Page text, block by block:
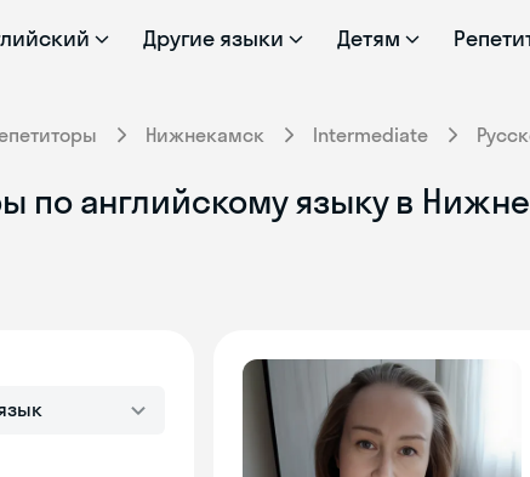
Другие языки Детям
Нижнекамск Intermediate
по английскому языку в